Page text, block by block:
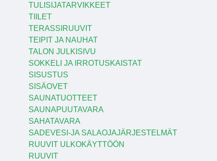
TULISIJATARVIKKEET
TIILET
TERASSIRUUVIT
TEIPIT JA NAUHAT
TALON JULKISIVU
SOKKELI JA IRROTUSKAISTAT
SISUSTUS
SISÄOVET
SAUNATUOTTEET
SAUNAPUUTAVARA
SAHATAVARA
SADEVESI-JA SALAOJAJÄRJESTELMÄT
RUUVIT ULKOKÄYTTÖÖN
RUUVIT